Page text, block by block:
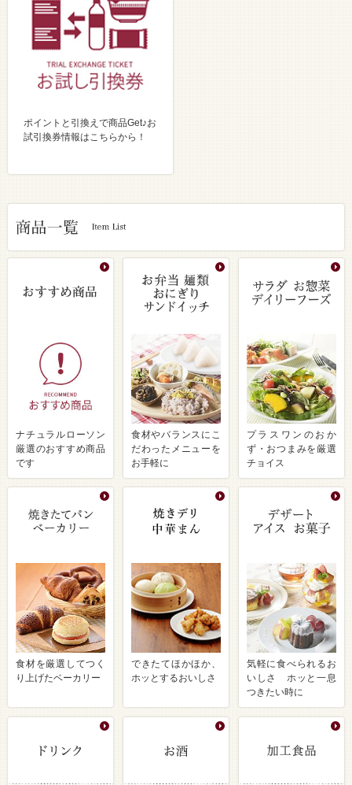
ポイントと引換えで商品Get♪お
試引換券情報はこちらから！
ナチュラルローソン
厳選のおすすめ商品
です
食材やバランスにこ
だわったメニューを
お手軽に
プラスワンのおか
ず・おつまみを厳選
チョイス
食材を厳選してつく
り上げたベーカリー
できたてほかほか、
ホッとするおいしさ
気軽に食べられるお
いしさ ホッと一息
つきたい時に